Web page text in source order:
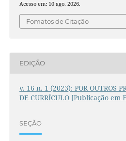
Acesso em: 10 ago. 2026.
Fomatos de Citação
EDIÇÃO
v. 16 n. 1 (2023): POR OUTROS
DE CURRÍCULO [Publicação em
SEÇÃO